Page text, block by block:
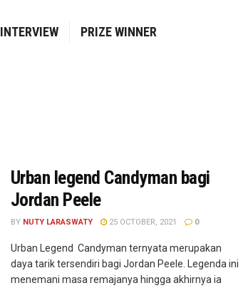
INTERVIEW PRIZE WINNER
Urban legend Candyman bagi
Jordan Peele
BY NUTY LARASWATY 25 OCTOBER, 2021 0
Urban Legend Candyman ternyata merupakan
daya tarik tersendiri bagi Jordan Peele. Legenda ini
menemani masa remajanya hingga akhirnya ia